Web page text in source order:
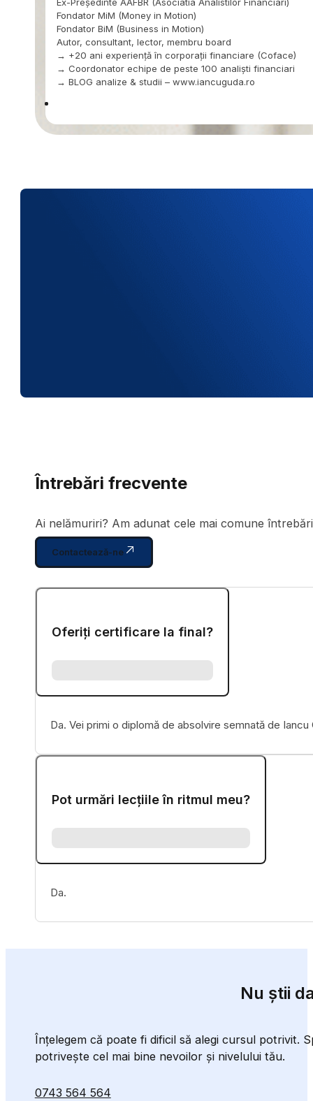
Fondator MiM (Money in Motion)
Fondator BiM (Business in Motion)
Autor, consultant, lector, membru board
→ +20 ani experiență în corporații financiare (Coface)
→ Coordonator echipe de peste 100 analiști financiari
→ BLOG analize & studii – www.iancuguda.ro
Întrebări frecvente
Ai nelămuriri? Am adunat cele mai comune
Contactează-ne
Oferiți certificare la final?
Da. Vei primi o diplomă de absolvire semnată de
Pot urmări lecțiile în ritmul meu?
Da.
Nu știi
Înțelegem că poate fi dificil să alegi cursul potrivit.
potrivește cel mai bine nevoilor și nivelului tău.
0743 564 564